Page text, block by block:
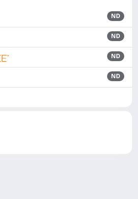
ND
ND
ND
ND